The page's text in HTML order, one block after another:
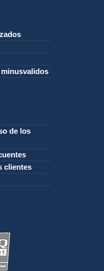
de los
clientes